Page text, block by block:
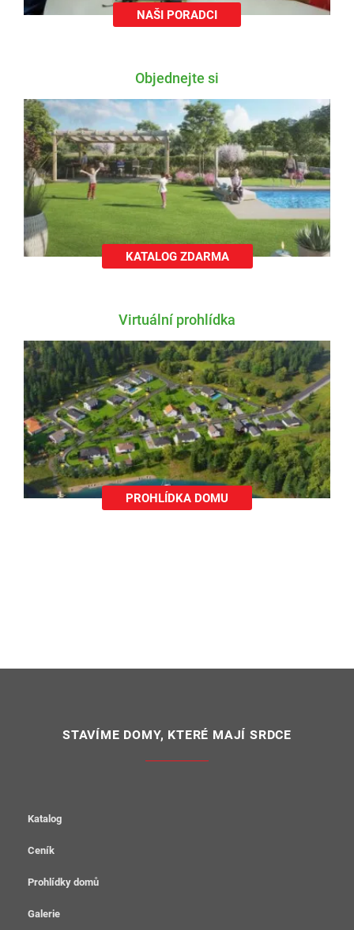
NAŠI PORADCI
Objednejte si
KATALOG ZDARMA
Virtuální prohlídka
PROHLÍDKA DOMU
STAVÍME DOMY, KTERÉ MAJÍ SRDCE
Katalog
Ceník
Prohlídky domů
Galerie